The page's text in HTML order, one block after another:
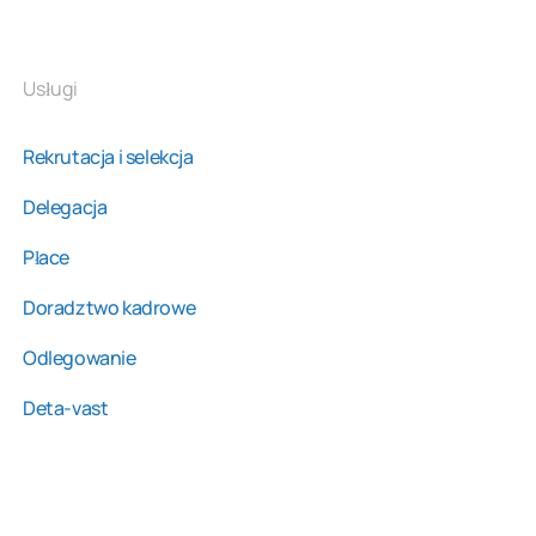
Usługi
Rekrutacja i selekcja
Delegacja
Płace
Doradztwo kadrowe
Odlegowanie
Deta-vast